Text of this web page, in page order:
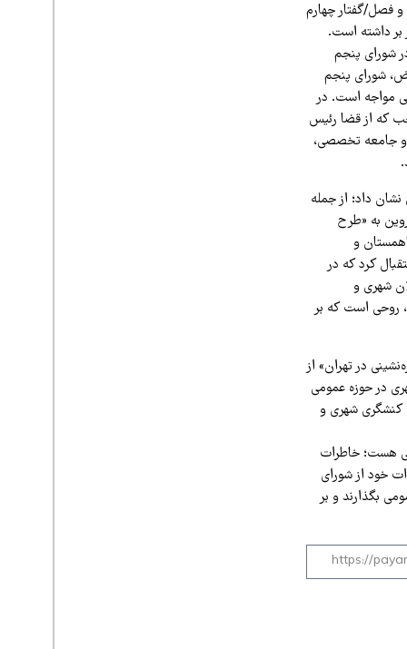
فصل/گفتار چهارم
داشته است.
شورای پنجم
شورای پنجم
مواجه است. در
که از قضا رئیس
و جامعه تخصصی،
داد؛ از جمله
به «طرح
و
کرد که در
شهری و
روحی است که بر
در تهران» از
در حوزه عمومی
کنشگری شهری و
هست؛ خاطرات
خود از شورای
بگذارند و بر